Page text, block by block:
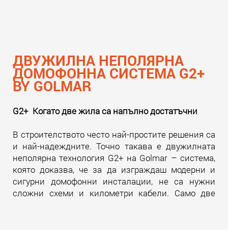
ДВУЖИЛНА НЕПОЛЯРНА
ДОМОФОННА СИСТЕМА G2+
BY GOLMAR
G2+ Когато две жила са напълно достатъчни
В строителството често най-простите решения са
и най-надеждните. Точно такава е двужилната
неполярна технология G2+ на Golmar – система,
която доказва, че за да изграждаш модерни и
сигурни домофонни инсталации, не са нужни
сложни схеми и километри кабели. Само две